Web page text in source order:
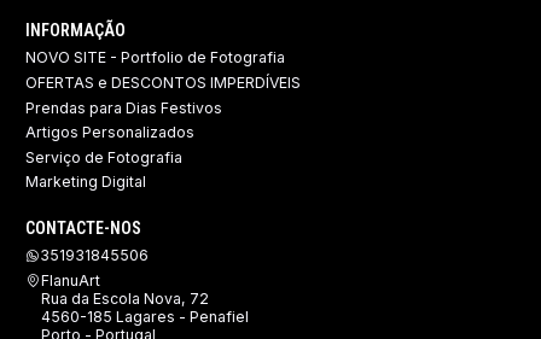
INFORMAÇÃO
NOVO SITE - Portfolio de Fotografia
OFERTAS e DESCONTOS IMPERDÍVEIS
Prendas para Dias Festivos
Artigos Personalizados
Serviço de Fotografia
Marketing Digital
CONTACTE-NOS
351931845506
FlanuArt
Rua da Escola Nova, 72
4560-185 Lagares - Penafiel
Porto - Portugal